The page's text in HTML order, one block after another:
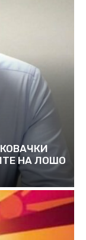
НА ЛОШО